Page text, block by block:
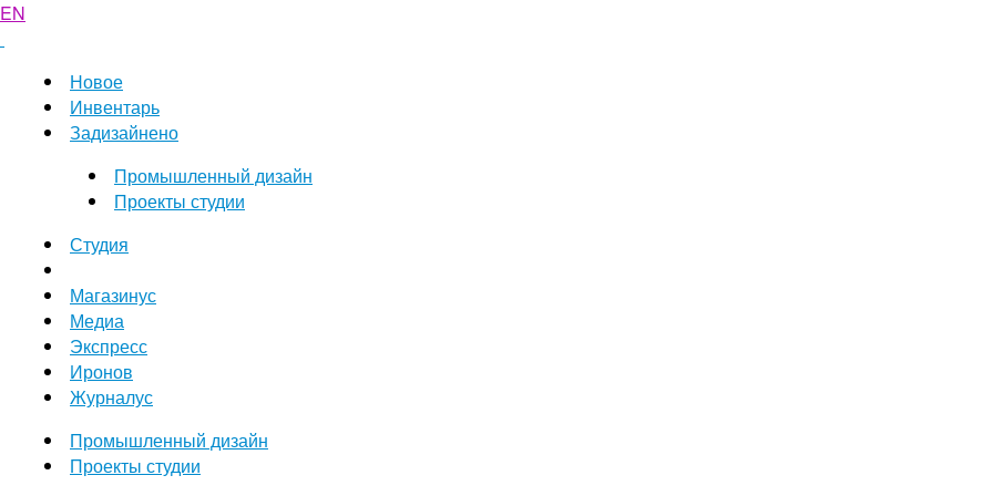
EN
Новое
Инвентарь
Задизайнено
Промышленный дизайн
Проекты студии
Студия
Магазинус
Медиа
Экспресс
Иронов
Журналус
Промышленный дизайн
Проекты студии